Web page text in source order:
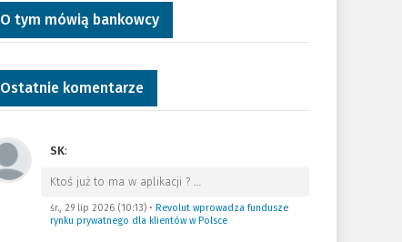
O tym mówią bankowcy
Ostatnie komentarze
SK:
Ktoś już to ma w aplikacji ? …
śr., 29 lip 2026 (10:13)• Revolut wprowadza fundusze
rynku prywatnego dla klientów w Polsce